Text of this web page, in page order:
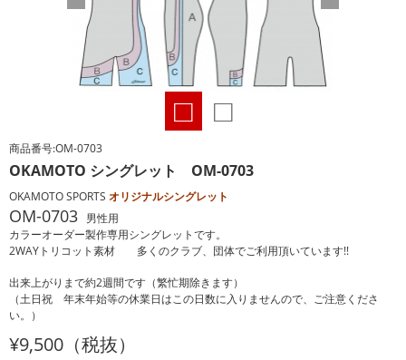
□ □
商品番号:OM-0703
OKAMOTO シングレット OM-0703
OKAMOTO SPORTS オリジナルシングレット
OM-0703 男性用
カラーオーダー製作専用シングレットです。
2WAYトリコット素材 多くのクラブ、団体でご利用頂いています!!
出来上がりまで約2週間です（繁忙期除きます）
（土日祝 年末年始等の休業日はこの日数に入りませんので、ご注意くださ
い。）
¥9,500（税抜）